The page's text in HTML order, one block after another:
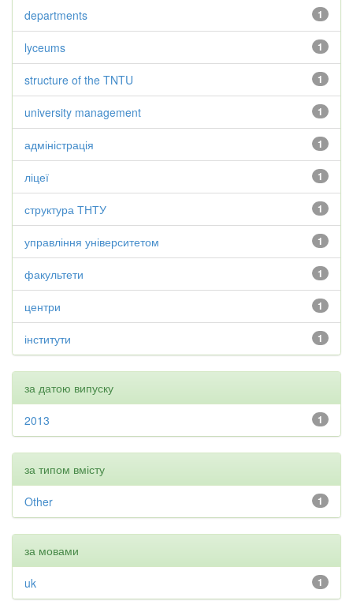
1
departments
1
lyceums
1
structure of the TNTU
1
university management
1
адміністрація
1
ліцеї
1
структура ТНТУ
1
управління університетом
1
факультети
1
центри
1
інститути
за датою випуску
1
2013
за типом вмісту
1
Other
за мовами
1
uk